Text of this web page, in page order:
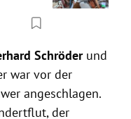
Schröderund
war vor der
angeschlagen.
der